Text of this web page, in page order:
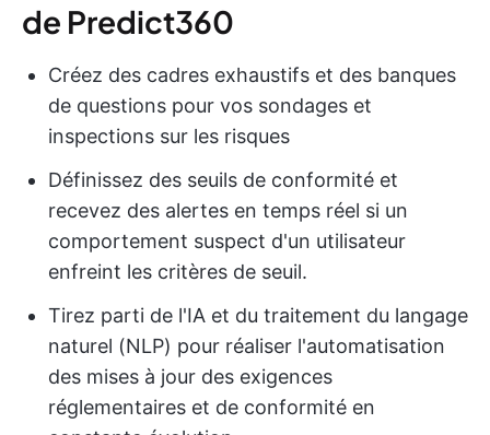
de Predict360
Créez des cadres exhaustifs et des banques
de questions pour vos sondages et
inspections sur les risques
Définissez des seuils de conformité et
recevez des alertes en temps réel si un
comportement suspect d'un utilisateur
enfreint les critères de seuil.
Tirez parti de l'IA et du traitement du langage
naturel (NLP) pour réaliser l'automatisation
des mises à jour des exigences
réglementaires et de conformité en